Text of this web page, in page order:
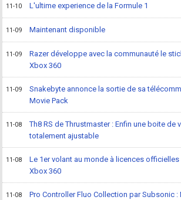
11-10 L'ultime experience de la Formule 1
11-09 Maintenant disponible
11-09
Razer développe avec la communauté le
Xbox 360
11-09
Snakebyte annonce la sortie de sa
Movie Pack
11-08
Th8 RS de Thrustmaster : Enfin une boite de
totalement ajustable
11-08
Le 1er volant au monde à licences
Xbox 360
11-08 Pro Controller Fluo Collection par Subsonic :